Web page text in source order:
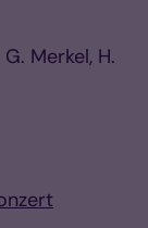
Merkel, H.